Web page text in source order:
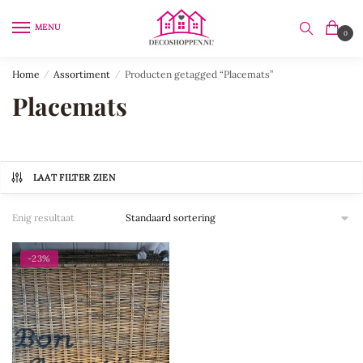
MENU
0
Home / Assortiment / Producten getagged “Placemats”
Placemats
LAAT FILTER ZIEN
Enig resultaat
-23%